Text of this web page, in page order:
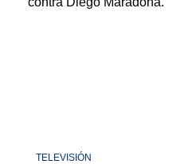
TELEVISIÓN